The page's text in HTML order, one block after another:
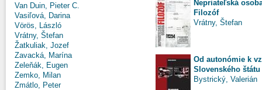
Van Duin, Pieter C.
Vasiľová, Darina
Vörös, László
Vrátny, Štefan
Žatkuliak, Jozef
Zavacká, Marína
Zeleňák, Eugen
Zemko, Milan
Zmátlo, Peter
Nepriateľská
Filozóf
Vrátny, Štefan
Od autonómie k
Slovenského štátu
Bystrický, Valerián